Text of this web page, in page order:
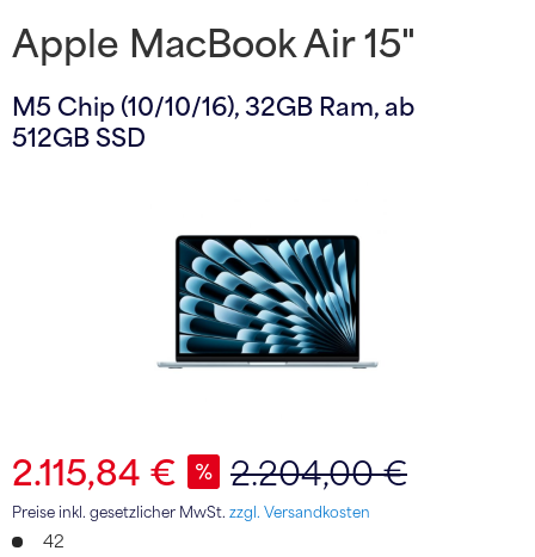
Apple MacBook Air 15"
M5 Chip (10/10/16), 32GB Ram, ab
512GB SSD
2.115,84 € 2.204,00 €
Preise inkl. gesetzlicher MwSt. zzgl. Versandkosten
42